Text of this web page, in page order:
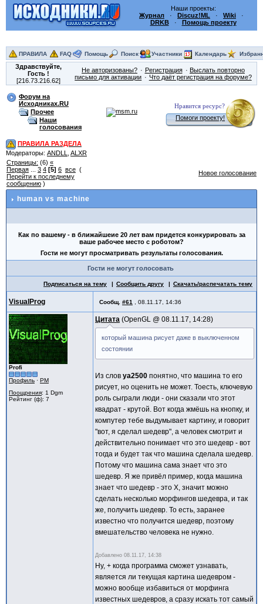
Наши проекты:
Журнал · Discuz!ML · Wiki ·
DRKB· Помощь проекту
ПРАВИЛА FAQ Помощь Поиск Участники Календарь
Здравствуйте,
Гость!
[216.73.216.62]
Не авторизованы? Регистрация
Выслать повторно
письмо для активации
Что даёт регистрация на форуме?
Форум на
Исходниках.RU
Прочее
Наши
голосования
Нравится ресурс?
Помоги проекту!
ПРАВИЛА РАЗДЕЛА
Модераторы: ANDLL
ALXR
Страницы: (6) «
Первая
3 4 [5] 6 все (
Перейти к последнему
сообщению )
Новое голосование
human vs machine
Как по вашему - в ближайшеие 20 лет вам придется конкурировать за
ваше рабочее место с роботом?
Гости не могут просматривать результаты голосования.
Гости не могут голосовать
Подписаться на тему Сообщить другу Скачать/распечатать тему
VisualProg Сообщ. #61 08.11.17, 14:36
Profi
Профиль · PM
Поощрения: 1 Dgm
Рейтинг (ф): 7
Цитата OpenGL @ 08.11.17, 14:28
который машина рисует даже в выключенном
состоянии
Из слов ya2500 понятно, что машина то его
рисует, но оценить не может. Тоесть, ключевую
роль сыграли люди - они сказали что этот
квадрат - крутой. Вот когда жмёшь на кнопку, и
компутер тебе выдумывает картину, и говорит
"вот, я сделал шедевр", а человек смотрит и
действительно понимает что это шедевр - вот
тогда и будет так что машина сделала шедевр.
Потому что машина сама знает что это
шедевр. Я же привёл пример, когда машина
знает что шедевр - это X, значит можно
сделать несколько морфингов шедевра, и так
же, получить шедевр. То есть, заранее
известно что получится шедевр, поэтому
вмешательство человека не нужно.
Добавлено 08.11.17, 14:38
Ну, + когда программа сможет узнавать,
является ли текущая картина шедевром -
можно вообще избавиться от морфинга
известных шедевров, а сразу искать тот самый